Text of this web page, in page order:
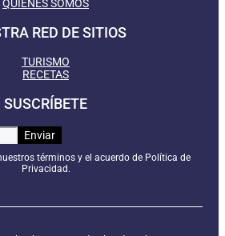
QUIENES SOMOS
RED DE SITIOS
TURISMO
RECETAS
SUSCRÍBETE
términos y el acuerdo de Política de
Privacidad.